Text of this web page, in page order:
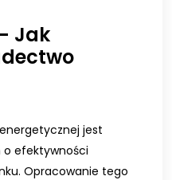
Jak
jest
efektywności
Opracowanie tego